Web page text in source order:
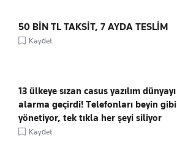
50 BİN TL TAKSİT, 7 AYDA TESLİM
Kaydet
13 ülkeye sızan casus yazılım dünyayı
alarma geçirdi! Telefonları beyin gibi
yönetiyor, tek tıkla her şeyi siliyor
Kaydet